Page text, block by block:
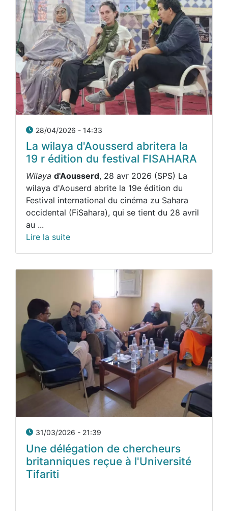
28/04/2026 - 14:33
La wilaya d'Aousserd abritera la
19 r édition du festival FISAHARA
Wilaya d'Aousserd, 28 avr 2026 (SPS) La
wilaya d'Aouserd abrite la 19e édition du
Festival international du cinéma zu Sahara
occidental (FiSahara), qui se tient du 28 avril
au ...
Lire la suite
31/03/2026 - 21:39
Une délégation de chercheurs
britanniques reçue à l'Université
Tifariti